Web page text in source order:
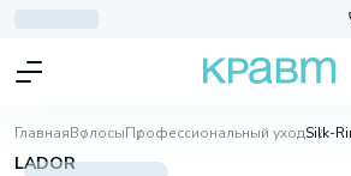
ГлавнаяВолосыПрофессиональный уходSilk-
LADOR